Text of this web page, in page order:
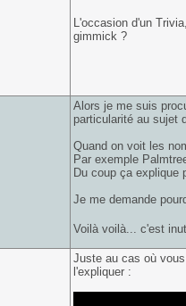
L'occasion d'un
gimmick ?
Alors je me suis
particularité au sujet
Quand on voit les
Par exemple
Du coup ça explique
Je me demande
Voilà voilà... c'est
Juste au cas où
l'expliquer :